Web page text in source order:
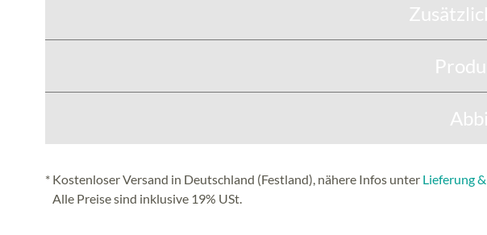
* Kostenloser Versand in Deutschland (Festland), nähere Infos unter Lieferung
Alle Preise sind inklusive 19% USt.